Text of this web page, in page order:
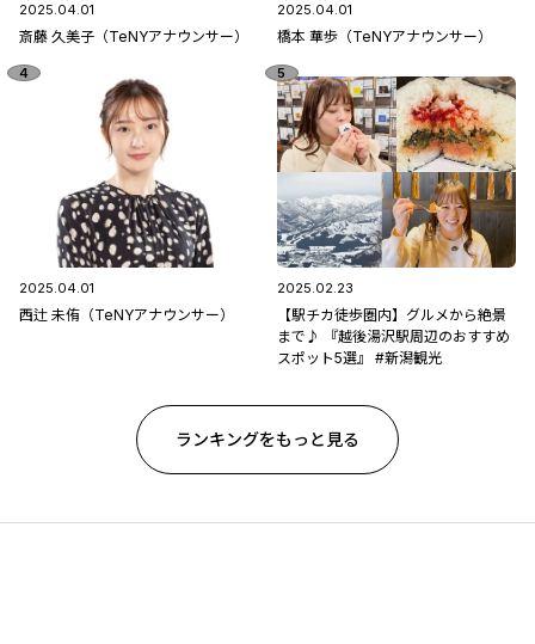
2025.04.01
斎藤 久美子（TeNYアナウンサー）
2025.04.01
橋本 華歩（TeNYアナウンサー）
2025.04.01
西辻 未侑（TeNYアナウンサー）
2025.02.23
【駅チカ徒歩圏内】グルメから絶景
まで♪ 『越後湯沢駅周辺のおすすめ
スポット5選』 #新潟観光
ランキングをもっと見る